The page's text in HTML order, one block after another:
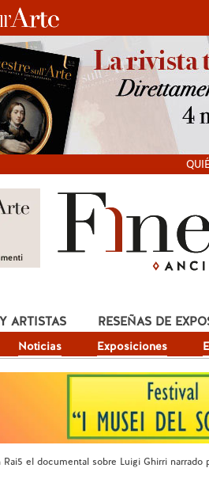
Noticias Exposiciones
ARTISTAS RESEÑAS DE
Rai5 el documental sobre Luigi Ghirri narrado